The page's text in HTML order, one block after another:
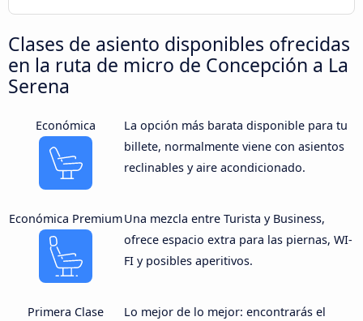
Clases de asiento disponibles ofrecidas
en la ruta de micro de Concepción a La
Serena
Económica
La opción más barata disponible para tu
billete, normalmente viene con asientos
reclinables y aire acondicionado.
Económica PremiumUna mezcla entre Turista y Business,
ofrece espacio extra para las piernas, WI-
FI y posibles aperitivos.
Primera Clase
Lo mejor de lo mejor: encontrarás el